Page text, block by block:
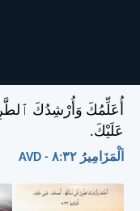
أُعَلِّمُكَ وَأُرْشِدُكَ
عَلَيْكَ.
اَلْمَزَامِيرُ ٣٢:‏٨ - AVD